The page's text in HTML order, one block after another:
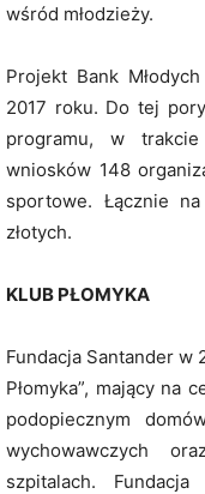
wśród młodzieży.
Projekt Bank
2017 roku. Do tej
programu, w
wniosków 148
sportowe. Łącznie
złotych.
KLUB PŁOMYKA
Fundacja Santander w
Płomyka”, mający na
podopiecznym
wychowawczych
szpitalach. Fundacja